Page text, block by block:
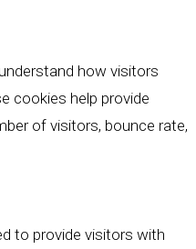
how visitors
cookies help provide
of visitors, bounce rate,
to provide visitors with